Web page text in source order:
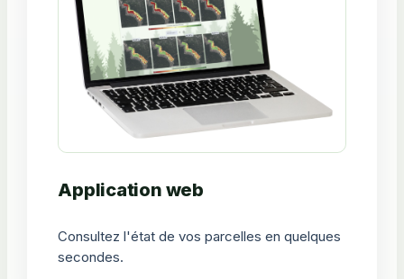
Application web
Consultez l'état de vos parcelles en quelques
secondes.